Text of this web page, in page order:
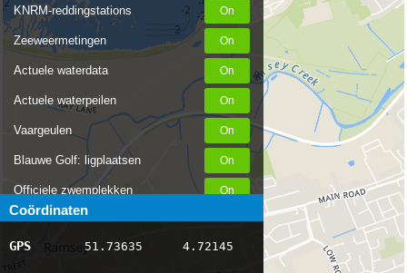
KNRM-reddingstations
Zeeweermetingen
Actuele waterdata
Actuele waterpeilen
Vaargeulen
Blauwe Golf: ligplaatsen
Officiele zwemplekken
Stremmingen/hinder
AIS scheepsposities
Coördinaten
GPS 51.73635 4.72145